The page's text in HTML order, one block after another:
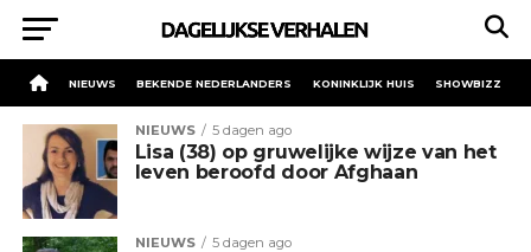
NIEUWS BEKENDE NEDERLANDERS KONINKLIJK HUIS SHOWBIZZ
NIEUWS 5 dagen ago
Lisa (38) op gruwelijke wijze van het
leven beroofd door Afghaan
NIEUWS 5 dagen ago